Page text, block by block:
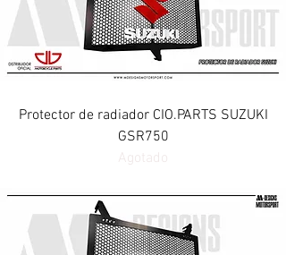
Protector de radiador CIO.PARTS SUZUKI
GSR750
Agotado